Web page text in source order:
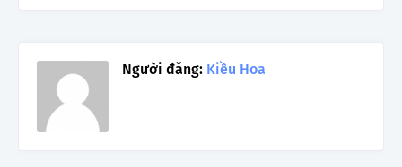
Người đăng: Kiều Hoa